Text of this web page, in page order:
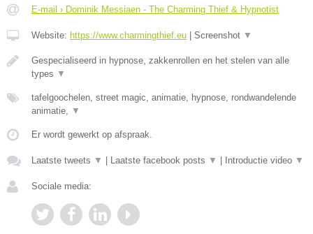
E-mail › Dominik Messiaen - The Charming Thief & Hypnotist
Website: https://www.charmingthief.eu Screenshot ▼
Gespecialiseerd in hypnose, zakkenrollen en het stelen van alle
types ▼
tafelgoochelen, street magic, animatie, hypnose, rondwandelende
animatie,
▼
Er wordt gewerkt op afspraak.
Laatste tweets ▼ Laatste facebook posts ▼ Introductie video ▼
Sociale media: